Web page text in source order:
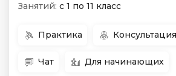
Занятий: с 1 по 11 класс
Практика
Чат Для начинающих